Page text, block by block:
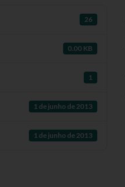
26
0.00 KB
1
1 de junho de 2013
1 de junho de 2013